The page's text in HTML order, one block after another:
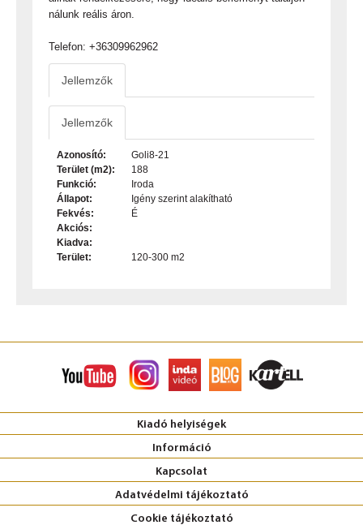
nálunk reális áron.
Telefon: +36309962962
Jellemzők
Jellemzők
Azonosító:
Goli8-21
Terület (m2):
188
Funkció:
Iroda
Állapot:
Igény szerint alakítható
Fekvés:
É
Akciós:
Kiadva:
Terület:
120-300 m2
Kiadó helyiségek
Információ
Kapcsolat
Adatvédelmi tájékoztató
Cookie tájékoztató